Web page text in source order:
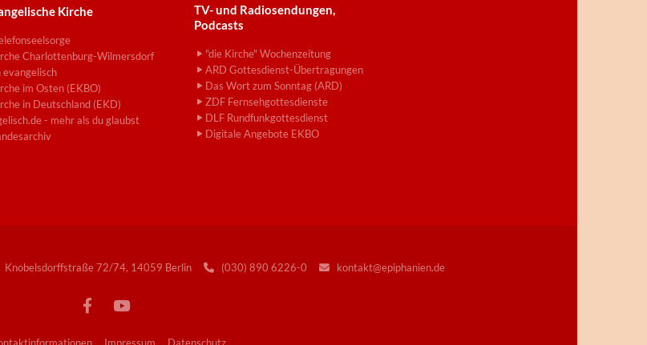
Kirche
Charlottenburg-Wilmersdorf
evangelisch
im Osten (EKBO)
in Deutschland (EKD)
- mehr als du glaubst
TV- und Radiosendungen,
Podcasts
"die Kirche" Wochenzeitung
ARD Gottesdienst-Übertragungen
Das Wort zum Sonntag (ARD)
ZDF Fernsehgottesdienste
DLF Rundfunkgottesdienst
Digitale Angebote EKBO
Knobelsdorffstraße 72/74, 14059 Berlin (030) 890 6226-0 kontakt@epiphanien.de
Impressum Datenschutz